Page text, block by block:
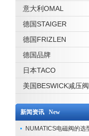
意大利OMAL
德国STAIGER
德国FRIZLEN
德国品牌
日本TACO
美国BESWICK减压阀
新闻资讯 New